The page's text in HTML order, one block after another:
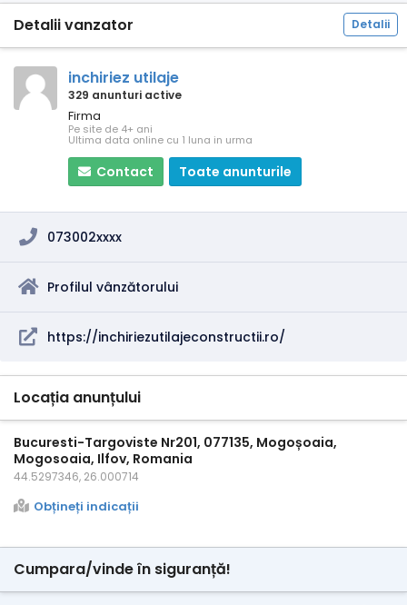
Detalii vanzator Detalii
inchiriez utilaje
329 anunturi active
Firma
Pe site de 4+ ani
Ultima data online cu 1 luna in urma
Contact Toate anunturile
073002xxxx
Profilul vânzătorului
https://inchiriezutilajeconstructii.ro/
Locația anunțului
Bucuresti-Targoviste Nr201, 077135, Mogoșoaia,
Mogosoaia, Ilfov, Romania
44.5297346, 26.000714
Obțineți indicații
Cumpara/vinde în siguranță!